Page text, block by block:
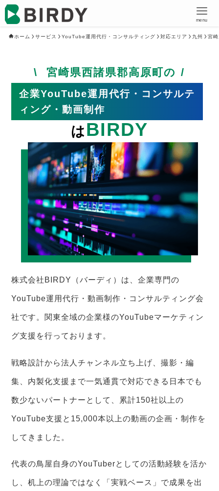
menu
ホーム サービス YouTube運用代行・コンサルティング 対応エリア 九州 宮
宮崎県西諸県郡高原町の
企業YouTube運用代行・コンサルテ
ィング・動画制作
はBIRDY
株式会社BIRDY（バーディ）は、企業専門の
YouTube運用代行・動画制作・コンサルティング会
社です。関東全域の企業様のYouTubeマーケティン
グ支援を行っております。
戦略設計から法人チャンネル立ち上げ、撮影・編
集、内製化支援まで一気通貫で対応できる日本でも
数少ないパートナーとして、累計150社以上の
YouTube支援と15,000本以上の動画の企画・制作を
してきました。
代表の鳥屋自身のYouTuberとしての活動経験を活か
し、机上の理論ではなく「実戦ベース」で成果を出